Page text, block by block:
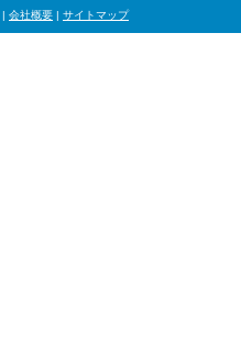
| 会社概要 | サイトマップ